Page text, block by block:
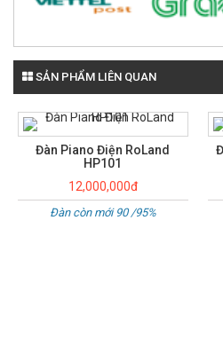
SẢN PHẨM LIÊN QUAN
Đàn Piano Điện RoLand HP
1300
7,000,000đ
Đàn còn mới 90 /95%